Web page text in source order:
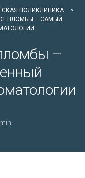
ПОЛИКЛИНИКА
>
ПЛОМБЫ – САМЫЙ
–